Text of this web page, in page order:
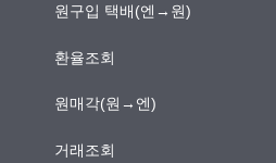
원구입 택배(엔→원)
환율조회
원매각(원→엔)
거래조회